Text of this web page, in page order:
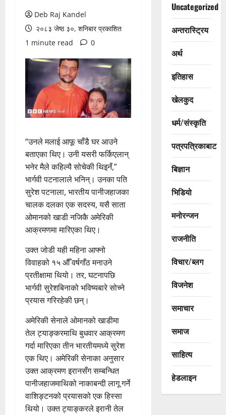
Deb Raj Kandel
२०८३ जेष्ठ ३०, शनिबार प्रकाशित
1 minute read
0
“उनले मलाई आफू चाँडै घर आउने
बताएका थिए। उनी यसरी फर्किएलान्
भनेर मैले कहिल्यै सोचेकी थिइनँ,”
भार्गवी पटनालाले भनिन्। उनका पति
सुरेश पटनाला, भारतीय पानीजहाजका
चालक दलका एक सदस्य, यसै साता
ओमानको खाडी नजिकै अमेरिकी
आक्रमणमा मारिएका थिए।
उक्त जोडी यही महिना आफ्नो
विवाहको १५ औँ वर्षगाँठ मनाउने
प्रतीक्षामा थियो। तर, घटनापछि
भार्गवी सुरेशबिनाको भविष्यबारे सोच्ने
प्रयास गरिरहेकी छन्।
अमेरिकी सेनाले ओमानको खाडीमा
तेल ट्याङ्करमाथि बुधवार आक्रमण
गर्दा मारिएका तीन भारतीयमध्ये सुरेश
एक थिए। अमेरिकी सेनाका अनुसार
उक्त आक्रमण इरानसँग सम्बन्धित
पानीजहाजमाथिको नाकाबन्दी लागू गर्ने
वाशिङ्टनको प्रयासको एक हिस्सा
थियो। उक्त ट्याङ्करले इरानी तेल
Uncategorized
अन्तरास्ट्रिय
अर्थ
इतिहास
खेलकुद
धर्म/संस्कृति
पत्रपत्रिकाबाट
बिज्ञान
भिडियो
मनोरन्जन
राजनीति
विचार/ब्लग
विजनेश
समाचार
समाज
साहित्य
हेडलाइन